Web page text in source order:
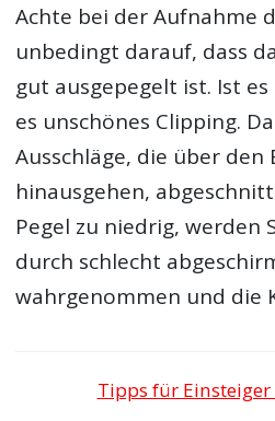
Achte bei der Aufnahme
unbedingt darauf, dass
gut ausgepegelt ist. Ist
es unschönes Clipping.
Ausschläge, die über den
hinausgehen,
Pegel zu niedrig, werden
durch schlecht
wahrgenommen und die
Tipps für